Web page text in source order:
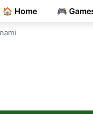
🏠 Home 🎮